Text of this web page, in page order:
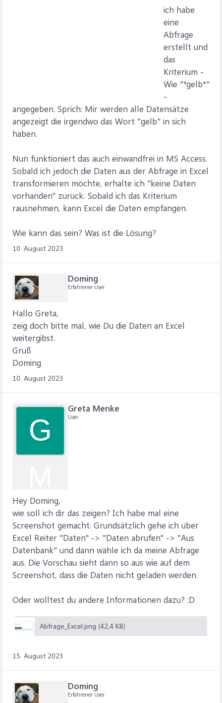
ich habe
eine
Abfrage
erstellt und
das
Kriterium -
Wie "*gelb*"
-
angegeben. Sprich: Mir werden alle Datensätze
angezeigt die irgendwo das Wort "gelb" in sich
haben.
Nun funktioniert das auch einwandfrei in MS Access.
Sobald ich jedoch die Daten aus der Abfrage in Excel
transformieren möchte, erhalte ich "keine Daten
vorhanden" zurück. Sobald ich das Kriterium
rausnehmen, kann Excel die Daten empfangen.
Wie kann das sein? Was ist die Lösung?
10. August 2023
Doming
Erfahrener User
Hallo Greta,
zeig doch bitte mal, wie Du die Daten an Excel
weitergibst.
Gruß
Doming
10. August 2023
G
Greta Menke
User
Hey Doming,
wie soll ich dir das zeigen? Ich habe mal eine
Screenshot gemacht. Grundsätzlich gehe ich über
Excel Reiter "Daten" -> "Daten abrufen" -> "Aus
Datenbank" und dann wähle ich da meine Abfrage
aus. Die Vorschau sieht dann so aus wie auf dem
Screenshot, dass die Daten nicht geladen werden.
Oder wolltest du andere Informationen dazu? :D
Abfrage_Excel.png (42,4 KB)
15. August 2023
Doming
Erfahrener User